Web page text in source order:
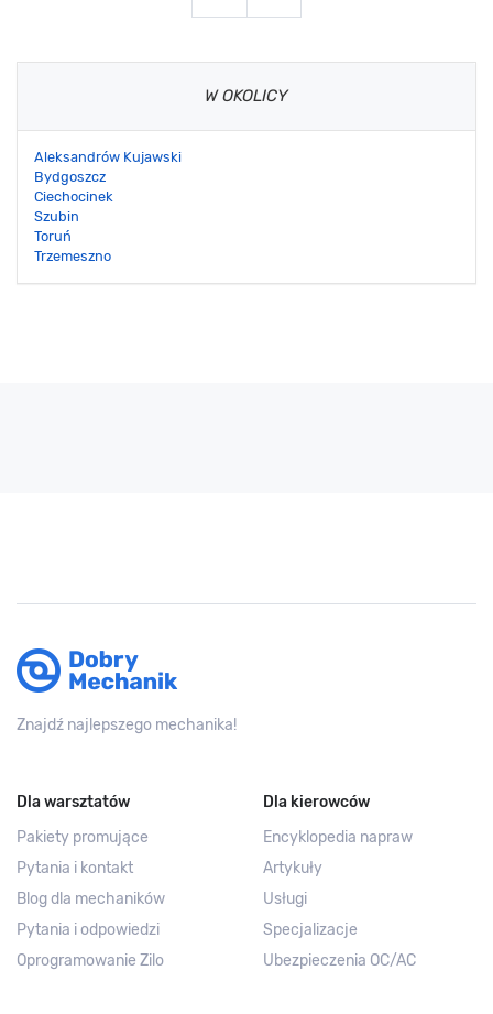
W OKOLICY
Aleksandrów Kujawski
Bydgoszcz
Ciechocinek
Szubin
Toruń
Trzemeszno
Znajdź najlepszego mechanika!
Dla warsztatów
Pakiety promujące
Pytania i kontakt
Blog dla mechaników
Pytania i odpowiedzi
Oprogramowanie Zilo
Dla kierowców
Encyklopedia napraw
Artykuły
Usługi
Specjalizacje
Ubezpieczenia OC/AC